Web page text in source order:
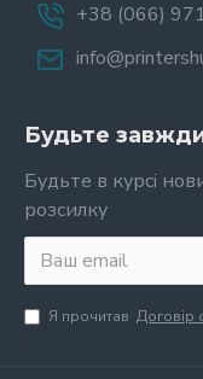
+38 (066)
Будьте завжди
Будьте в курсі
розсилку
Я прочитав Договір